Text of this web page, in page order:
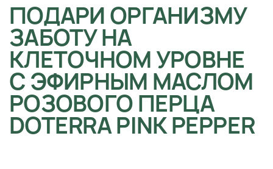
ПОДАРИ ОРГАНИЗМУ
ЗАБОТУ НА
КЛЕТОЧНОМ УРОВНЕ
С ЭФИРНЫМ МАСЛОМ
РОЗОВОГО ПЕРЦА
DOTERRA PINK PEPPER